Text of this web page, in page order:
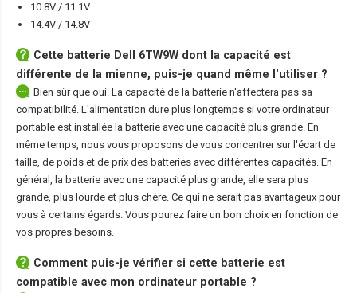
10.8V / 11.1V
14.4V / 14.8V
Cette batterie Dell 6TW9W dont la capacité est
différente de la mienne, puis-je quand même l'utiliser ?
Bien sûr que oui. La capacité de la batterie n'affectera pas sa
compatibilité. L'alimentation dure plus longtemps si votre ordinateur
portable est installée la batterie avec une capacité plus grande. En
même temps, nous vous proposons de vous concentrer sur l'écart de
taille, de poids et de prix des batteries avec différentes capacités. En
général, la batterie avec une capacité plus grande, elle sera plus
grande, plus lourde et plus chère. Ce qui ne serait pas avantageux pour
vous à certains égards. Vous pourez faire un bon choix en fonction de
vos propres besoins.
Comment puis-je vérifier si cette batterie est
compatible avec mon ordinateur portable ?